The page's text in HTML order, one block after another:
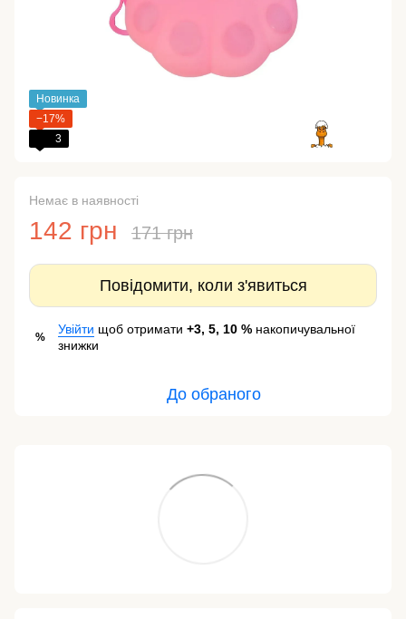
Новинка
−17%
3
Немає в наявності
142 грн 171 грн
Повідомити, коли з'явиться
%
Увійти щоб отримати +3, 5, 10 % накопичувальної
знижки
До обраного